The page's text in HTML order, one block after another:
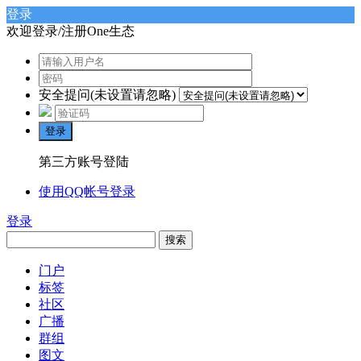
登录
欢迎登录/注册One生态
安全提问(未设置请忽略)
登录
第三方账号登陆
使用QQ帐号登录
登录
搜索
门户
标签
社区
广播
群组
图文